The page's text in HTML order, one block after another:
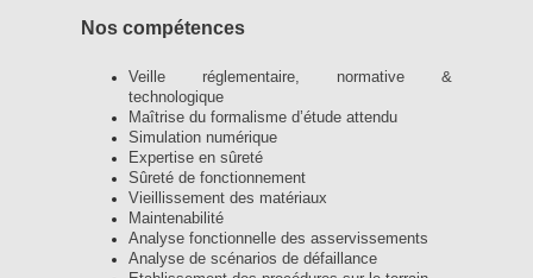
Nos compétences
Veille réglementaire, normative &
technologique
Maîtrise du formalisme d’étude attendu
Simulation numérique
Expertise en sûreté
Sûreté de fonctionnement
Vieillissement des matériaux
Maintenabilité
Analyse fonctionnelle des asservissements
Analyse de scénarios de défaillance